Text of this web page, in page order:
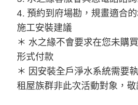
4. 預約到府場勘，規畫適合
施工安裝建議
＊ 水之緣不會要求在您未購
形式付款
＊ 因安裝全戶淨水系統需要
租屋族群非此次活動對象，